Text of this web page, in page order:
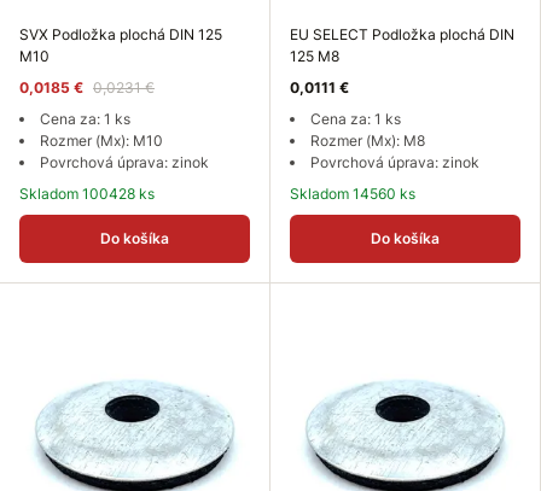
SVX Podložka plochá DIN 125
M10
0,0185 € 0,0231 €
Cena za: 1 ks
Rozmer (Mx): M10
Povrchová úprava: zinok
Skladom 100428 ks
Do košíka
EU SELECT Podložka plochá DIN
125 M8
0,0111 €
Cena za: 1 ks
Rozmer (Mx): M8
Povrchová úprava: zinok
Skladom 14560 ks
Do košíka